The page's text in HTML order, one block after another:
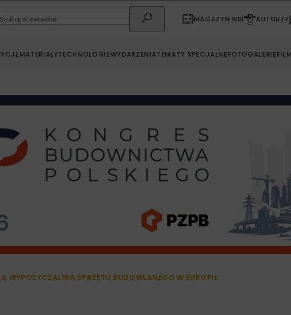
MAGAZYN NBI AUTORZY
MATERIAŁYTECHNOLOGIEWYDARZENIATEMATY SPECJALNEFOTOGALERIE
WYPOŻYCZALNIĄ SPRZĘTU BUDOWLANEGO W EUROPIE